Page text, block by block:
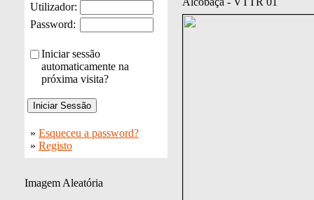
Utilizador:
Password:
Iniciar sessão
automaticamente na
próxima visita?
» Esqueceu a password?
» Registo
Imagem Aleatória